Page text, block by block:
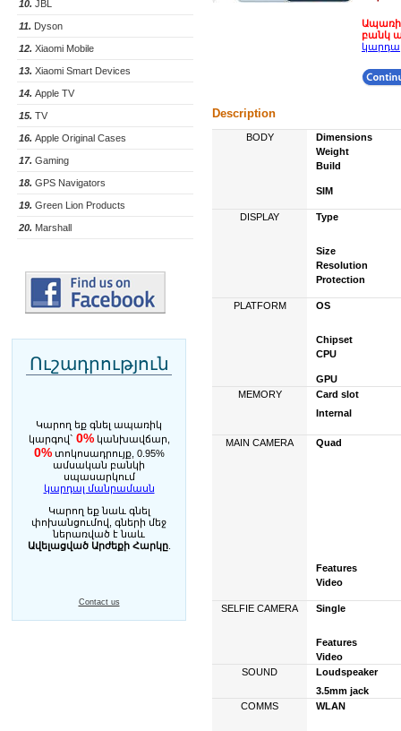
10. JBL
11. Dyson
12. Xiaomi Mobile
13. Xiaomi Smart Devices
14. Apple TV
15. TV
16. Apple Original Cases
17. Gaming
18. GPS Navigators
19. Green Lion Products
20. Marshall
Ուշադրություն
Կարող եք գնել ապառիկ
կարգով` 0%կանխավճար,
0%տոկոսադրույք, 0.95%
ամսական բանկի
սպասարկում
կարդալ մանրամասն
Կարող եք նաև գնել
փոխանցումով, գների մեջ
ներառված է նաև
Ավելացված Արժեքի Հարկը.
Contact us
բանկ
Description
BODY
Dimensions
Weight
Build
SIM
DISPLAY Type
Size
Resolution
Protection
PLATFORM OS
Chipset
CPU
GPU
MEMORY
Card slot
Internal
MAIN CAMERA Quad
Features
Video
SELFIE CAMERA Single
Features
Video
SOUND
Loudspeaker
3.5mm jack
COMMS
WLAN